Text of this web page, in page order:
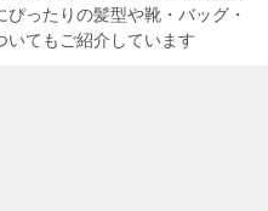
ったりの髪型や靴・バッグ・
いてもご紹介しています